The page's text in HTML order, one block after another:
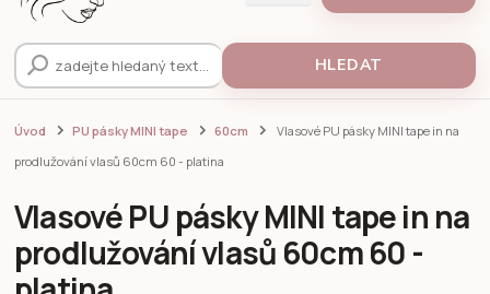
HLEDAT
Úvod PU pásky MINI tape 60cm
Vlasové PU pásky MINI tape in na
prodlužování vlasů 60cm 60 - platina
Vlasové PU pásky MINI tape in na
prodlužování vlasů 60cm 60 -